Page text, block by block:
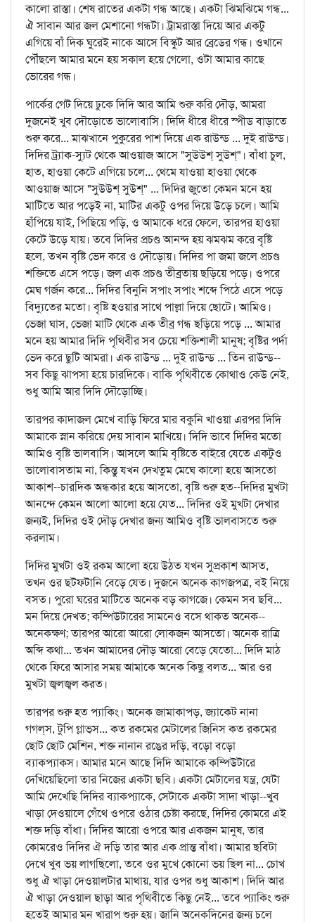
কালো রাস্তা। শেষ রাতের একটা গন্ধ আছে। একটা ঝিমঝিমে গন্ধ...
ঐ সাবান আর জল মেশানো গন্ধটা। ট্রামরাস্তা দিয়ে আর একটু
এগিয়ে বাঁ দিক ঘুরেই নাকে আসে বিস্কুট আর ব্রেডের গন্ধ। ওখানে
পৌঁছলে আমার মনে হয় সকাল হয়ে গেলো, ওটা আমার কাছে
ভোরের গন্ধ।
পার্কের গেট দিয়ে ঢুকে দিদি আর আমি শুরু করি দৌড়, আমরা
দুজনেই খুব দৌড়োতে ভালোবাসি। দিদি ধীরে ধীরে স্পীড বাড়াতে
শুরু করে... মাঝখানে পুকুরের পাশ দিয়ে এক রাউন্ড ... দুই রাউন্ড।
দিদির ট্র্যাক-স্যুট থেকে আওয়াজ আসে "সুউউশ্‌ সুউশ্‌"। বাঁধা চুল,
হাত, হাওয়া কেটে এগিয়ে চলে... থেমে যাওয়া হাওয়া থেকে
আওয়াজ আসে "সুউউশ্‌ সুউশ্‌" ... দিদির জুতো কেমন মনে হয়
মাটিতে আর পড়েই না, মাটির একটু ওপর দিয়ে উড়ে চলে। আমি
হাঁপিয়ে যাই, পিছিয়ে পড়ি, ও আমাকে ধরে ফেলে, তারপর হাওয়া
কেটে উড়ে যায়। তবে দিদির প্রচণ্ড আনন্দ হয় ঝমঝম করে বৃষ্টি
হলে, তখন বৃষ্টি ভেদ করে ও দৌড়োয়। দিদির পা জমা জলে প্রচণ্ড
শক্তিতে এসে পড়ে। জল এক প্রচণ্ড তীব্রতায় ছড়িয়ে পড়ে। ওপরে
মেঘ গর্জন করে... দিদির বিনুনি সপাং সপাং শব্দে পিঠে এসে পড়ে
বিদ্যুতের মতো। বৃষ্টি হওয়ার সাথে পাল্লা দিয়ে ছোটে। আমিও।
ভেজা ঘাস, ভেজা মাটি থেকে এক তীব্র গন্ধ ছড়িয়ে পড়ে ... আমার
মনে হয় আমার দিদি পৃথিবীর সব চেয়ে শক্তিশালী মানুষ; বৃষ্টির পর্দা
ভেদ করে ছুটি আমরা। এক রাউন্ড ... দুই রাউন্ড ... তিন রাউন্ড--
সব কিছু ঝাপসা হয়ে চারদিকে। বাকি পৃথিবীতে কোথাও কেউ নেই,
শুধু আমি আর দিদি দৌড়োচ্ছি।
তারপর কাদাজল মেখে বাড়ি ফিরে মার বকুনি খাওয়া এরপর দিদি
আমাকে স্নান করিয়ে দেয় সাবান মাখিয়ে। দিদি ভাবে দিদির মতো
আমিও বৃষ্টি ভালবাসি। আসলে আমি বৃষ্টিতে বাইরে যেতে একটুও
ভালোবাসতাম না, কিন্তু যখন দেখতুম মেঘে কালো হয়ে আসতো
আকাশ--চারদিক অন্ধকার হয়ে আসতো, বৃষ্টি শুরু হত--দিদির মুখটা
আনন্দে কেমন আলো আলো হয়ে যেত... দিদির ওই মুখটা দেখার
জন্যই, দিদির ওই দৌড় দেখার জন্য আমিও বৃষ্টি ভালবাসতে শুরু
করলাম।
দিদির মুখটা ওই রকম আলো হয়ে উঠত যখন সুপ্রকাশ আসত,
তখন ওর ছটফটানি বেড়ে যেত। দুজনে অনেক কাগজপত্র, বই নিয়ে
বসত। পুরো ঘরের মাটিতে অনেক বড় কাগজে। কেমন সব ছবি...
মন দিয়ে দেখত; কম্পিউটারের সামনেও বসে থাকত অনেক--
অনেকক্ষণ; তারপর আরো আরো লোকজন আসতো। অনেক রাত্রি
অব্দি কথা... তখন আমাদের দৌড় আরো বেড়ে যেতো... দিদি মাঠ
থেকে ফিরে আসার সময় আমাকে অনেক কিছু বলত... আর ওর
মুখটা জ্বলজ্বল করত।
তারপর শুরু হত প্যাকিং। অনেক জামাকাপড়, জ্যাকেট নানা
গগল্‌স, টুপি গ্লাভ্‌স... কত রকমের মেটালের জিনিস কত রকমের
ছোট ছোট মেশিন, শক্ত নানান রঙের দড়ি, বড়ো বড়ো
ব্যাকপ্যাকস। আমার মনে আছে দিদি আমাকে কম্পিউটারে
দেখিয়েছিলো তার নিজের একটা ছবি। একটা মেটালের যন্ত্র, যেটা
আমি দেখেছি দিদির ব্যাকপ্যাকে, সেটাকে একটা সাদা খাড়া--খুব
খাড়া দেওয়ালে গেঁথে ওপরে ওঠার চেষ্টা করছে, দিদির কোমরে এই
শক্ত দড়ি বাঁধা। দিদির আরো ওপরে আর একজন মানুষ, তার
কোমরেও দিদির ঐ দড়ি তার আর এক প্রান্ত বাঁধা। আমার ছবিটা
দেখে খুব ভয় লাগছিলো, তবে ওর মুখে কোনো ভয় ছিল না... চোখ
শুধু ঐ খাড়া দেওয়ালটার মাথায়, যার ওপর শুধু আকাশ। দিদি আর
ঐ খাড়া দেওয়াল ছাড়া আর পৃথিবীতে কিছু নেই... তবে প্যাকিং শুরু
হতেই আমার মন খারাপ শুরু হয়। জানি অনেকদিনের জন্য চলে